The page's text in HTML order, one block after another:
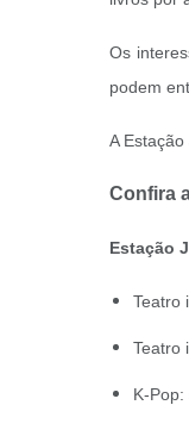
Os
podem
A
Confira
Estação
Teatro
Teatro
K-